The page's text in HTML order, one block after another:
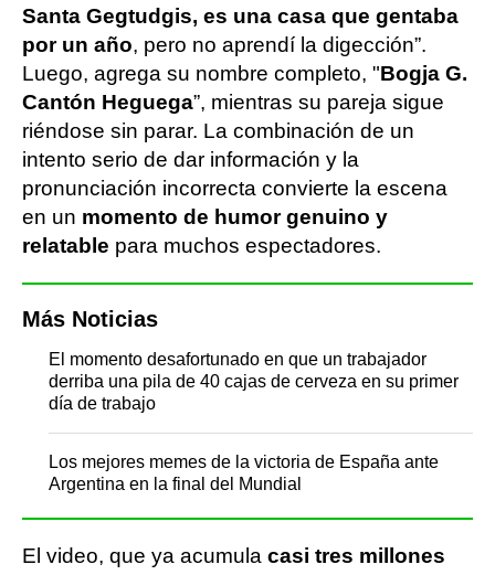
Santa Gegtudgis, es una casa que gentaba
por un año, pero no aprendí la digección”.
Luego, agrega su nombre completo, "Bogja G.
Cantón Heguega”, mientras su pareja sigue
riéndose sin parar. La combinación de un
intento serio de dar información y la
pronunciación incorrecta convierte la escena
en un momento de humor genuino y
relatable para muchos espectadores.
Más Noticias
El momento desafortunado en que un trabajador
derriba una pila de 40 cajas de cerveza en su primer
día de trabajo
Los mejores memes de la victoria de España ante
Argentina en la final del Mundial
El video, que ya acumula casi tres millones